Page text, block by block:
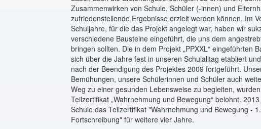
Zusammenwirken von Schule, Schüler (-innen) und
zufriedenstellende Ergebnisse erzielt werden können. Im
Schuljahre, für die das Projekt angelegt war, haben wir
verschiedene Bausteine eingeführt, die uns dem
bringen sollten. Die in dem Projekt „PPXXL“ eingeführten
sich über die Jahre fest in unseren Schulalltag etabliert
nach der Beendigung des Projektes 2009 fortgeführt.
Bemühungen, unsere Schülerinnen und Schüler auch
Weg zu einer gesunden Lebensweise zu begleiten,
Teilzertifikat „Wahrnehmung und Bewegung“ belohnt.
Schule das Teilzertifikat "Wahrnehmung und Bewegung - 1.
Fortschreibung" für weitere vier Jahre.